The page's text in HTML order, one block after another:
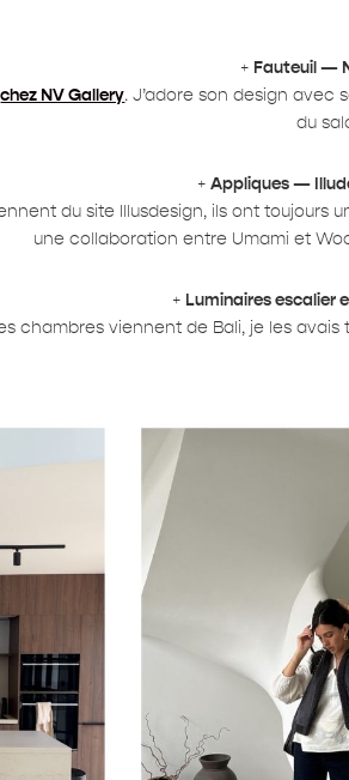
+ Fauteuil —
chez NV Gallery. J’adore son design avec
du
+ Appliques —
du site Illusdesign, ils ont toujours
une collaboration entre Umami et
+ Luminaires escalier
chambres viennent de Bali, je les